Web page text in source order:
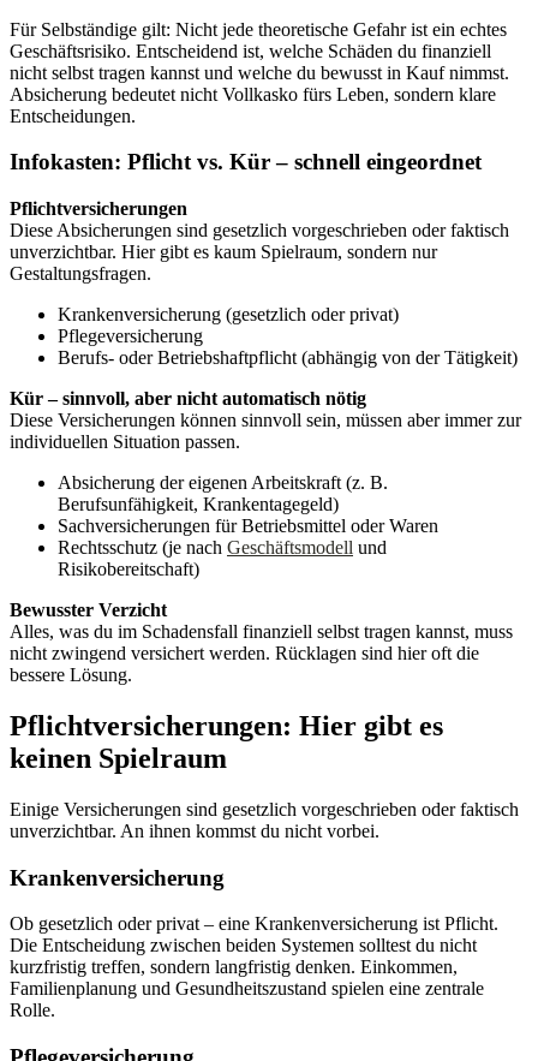
Für Selbständige gilt: Nicht jede theoretische Gefahr ist ein echtes
Geschäftsrisiko. Entscheidend ist, welche Schäden du finanziell
nicht selbst tragen kannst und welche du bewusst in Kauf nimmst.
Absicherung bedeutet nicht Vollkasko fürs Leben, sondern klare
Entscheidungen.
Infokasten: Pflicht vs. Kür – schnell eingeordnet
Pflichtversicherungen
Diese Absicherungen sind gesetzlich vorgeschrieben oder faktisch
unverzichtbar. Hier gibt es kaum Spielraum, sondern nur
Gestaltungsfragen.
Krankenversicherung (gesetzlich oder privat)
Pflegeversicherung
Berufs- oder Betriebshaftpflicht (abhängig von der Tätigkeit)
Kür – sinnvoll, aber nicht automatisch nötig
Diese Versicherungen können sinnvoll sein, müssen aber immer zur
individuellen Situation passen.
Absicherung der eigenen Arbeitskraft (z. B.
Berufsunfähigkeit, Krankentagegeld)
Sachversicherungen für Betriebsmittel oder Waren
Rechtsschutz (je nach Geschäftsmodell und
Risikobereitschaft)
Bewusster Verzicht
Alles, was du im Schadensfall finanziell selbst tragen kannst, muss
nicht zwingend versichert werden. Rücklagen sind hier oft die
bessere Lösung.
Pflichtversicherungen: Hier gibt es
keinen Spielraum
Einige Versicherungen sind gesetzlich vorgeschrieben oder faktisch
unverzichtbar. An ihnen kommst du nicht vorbei.
Krankenversicherung
Ob gesetzlich oder privat – eine Krankenversicherung ist Pflicht.
Die Entscheidung zwischen beiden Systemen solltest du nicht
kurzfristig treffen, sondern langfristig denken. Einkommen,
Familienplanung und Gesundheitszustand spielen eine zentrale
Rolle.